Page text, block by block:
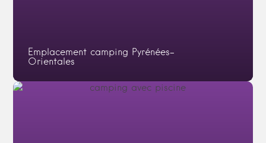
Emplacement camping Pyrénées-
Orientales